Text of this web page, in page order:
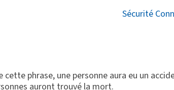
Sécurité
cette phrase, une personne aura eu un
auront trouvé la mort.